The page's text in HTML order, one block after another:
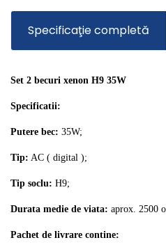
Specificaţie completă
Set 2 becuri xenon H9 35W
Specificatii:
Putere bec:35W;
Tip: AC ( digital );
Tip soclu:H9;
Durata medie de viata:aprox. 2500
Pachet de livrare contine: